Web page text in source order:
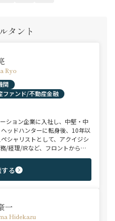
タント
Ryo
関
ファンド/不動産金融
ション企業に入社し、中堅・中
ッドハンターに転身後、10年以
シャリストとして、アクイジシ
/経理/IRなど、フロントからミ
ョンで100名以上のご支援実績
西・九州・北海道を始めとする
資系まで、100社を超えるクラ
を保持。業界に精通した深い知
、候補者様の可能性を最大限に
。
る
一
Hidekazu